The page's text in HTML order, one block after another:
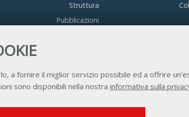
a fornire il miglior servizio possibile ed a offrire
sono disponibili nella nostra informativa sulla
SERVIZI FACOLTATVI
Struttura
Pubblicazioni
Contatti Privacy Trasparenza